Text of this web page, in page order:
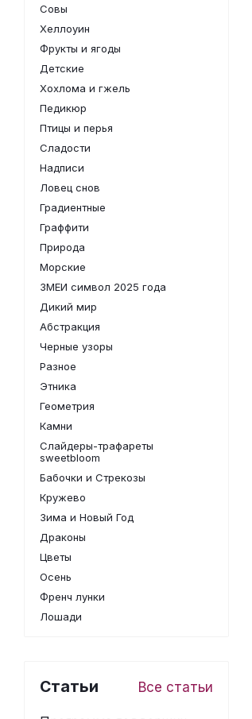
Совы
Хеллоуин
Фрукты и ягоды
Детские
Хохлома и гжель
Педикюр
Птицы и перья
Сладости
Надписи
Ловец снов
Градиентные
Граффити
Природа
Морские
ЗМЕИ символ 2025 года
Дикий мир
Абстракция
Черные узоры
Разное
Этника
Геометрия
Камни
Слайдеры-трафареты
sweetbloom
Бабочки и Стрекозы
Кружево
Зима и Новый Год
Драконы
Цветы
Осень
Френч лунки
Лошади
Статьи Все статьи